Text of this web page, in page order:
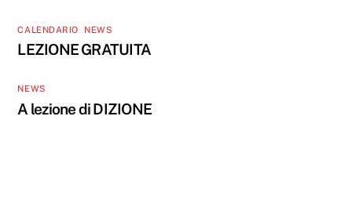
CALENDARIO NEWS
LEZIONE GRATUITA
NEWS
A lezione di DIZIONE